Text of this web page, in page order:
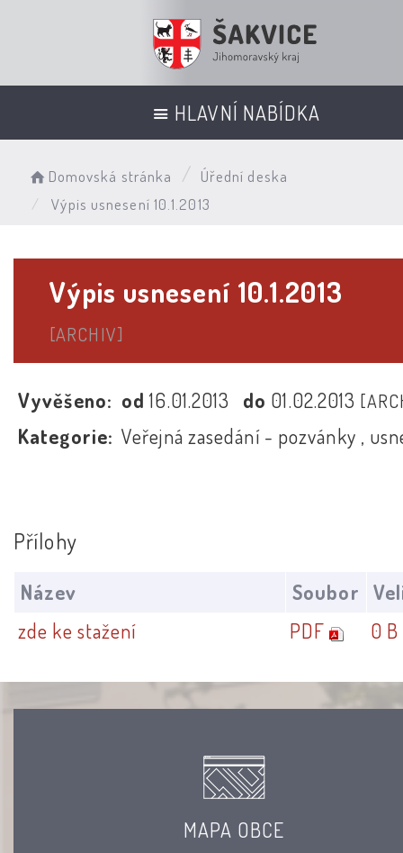
HLAVNÍ NABÍDKA
Domovská stránka
Úřední deska
Výpis usnesení 10.1.2013
Výpis usnesení 10.1.2013
[ARCHIV]
Vyvěšeno: od16.01.2013 do 01.02.2013
Kategorie: Veřejná zasedání - pozvánky ,
Přílohy
Název Soubor
zde ke stažení
PDF 0 B
MAPA OBCE